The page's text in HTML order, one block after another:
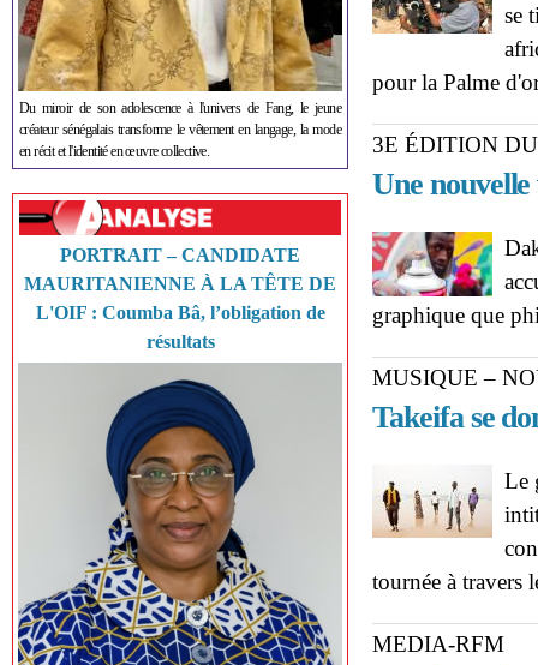
Du miroir de son adolescence à l'univers de Fang, le jeune
créateur sénégalais transforme le vêtement en langage, la mode
en récit et l'identité en œuvre collective.
PORTRAIT – CANDIDATE
MAURITANIENNE À LA TÊTE DE
L'OIF : Coumba Bâ, l’obligation de
résultats
se
pour la Palme
3E ÉDITION
Une
graphique que
MUSIQUE –
Takeifa se
Le
tournée à travers
MEDIA-RFM